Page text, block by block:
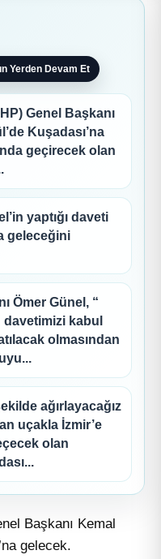
Yerden Devam Et
Genel Başkanı
Kuşadası’na
geçirecek olan
yaptığı daveti
geleceğini
Ömer Günel, “
davetimizi kabul
olmasından
ağırlayacağız
uçakla İzmir’e
olan
Başkanı Kemal
gelecek.